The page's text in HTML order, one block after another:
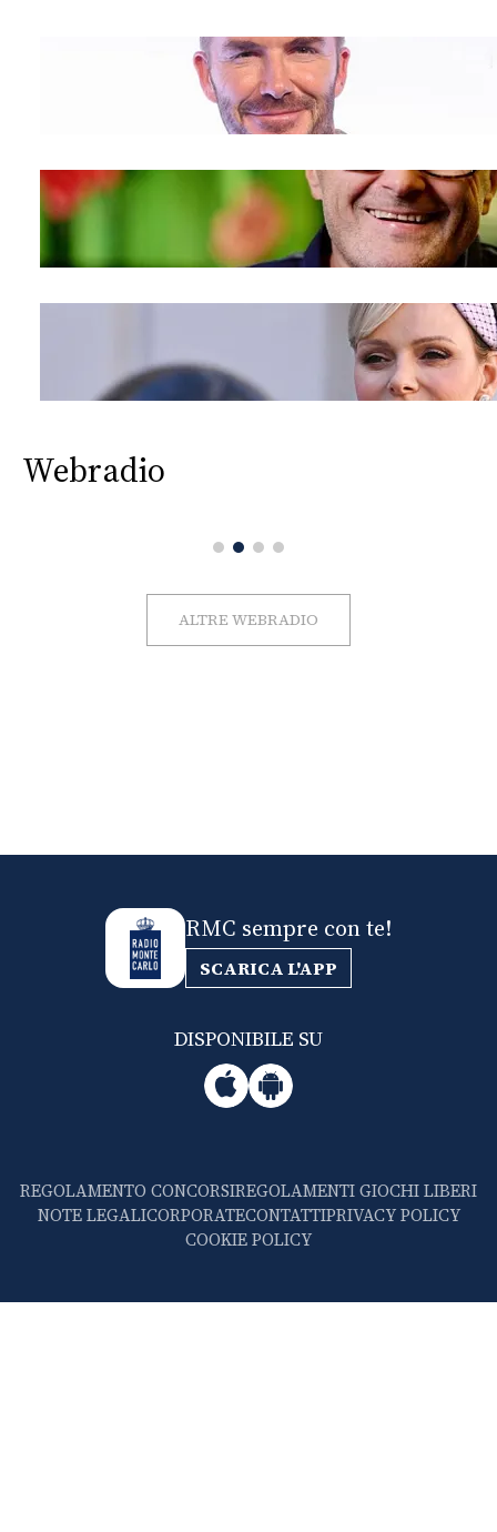
Webradio
ALTRE WEBRADIO
RMC sempre con te!
SCARICA L'APP
DISPONIBILE SU
REGOLAMENTO CONCORSIREGOLAMENTI GIOCHI LIBERI
NOTE LEGALICORPORATECONTATTIPRIVACY POLICY
COOKIE POLICY